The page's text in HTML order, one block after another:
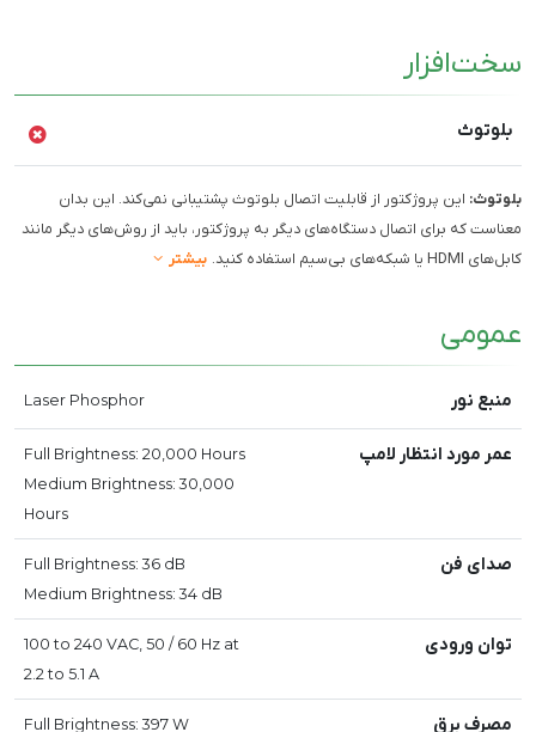
سخت‌افزار
بلوتوث
بلوتوث: این پروژکتور از قابلیت اتصال بلوتوث پشتیبانی نمی‌کند. این بدان
معناست که برای اتصال دستگاه‌های دیگر به پروژکتور، باید از روش‌های دیگر مانند
کابل‌های HDMI یا شبکه‌های بی‌سیم استفاده کنید.
بیشتر
عمومی
منبع نور Laser Phosphor
عمر مورد انتظار لامپ
Full Brightness: 20,000 Hours
Medium Brightness: 30,000
Hours
صدای فن
Full Brightness: 36 dB
Medium Brightness: 34 dB
توان ورودی
100 to 240 VAC, 50 / 60 Hz at
2.2 to 5.1 A
مصرف برق
Full Brightness: 397 W